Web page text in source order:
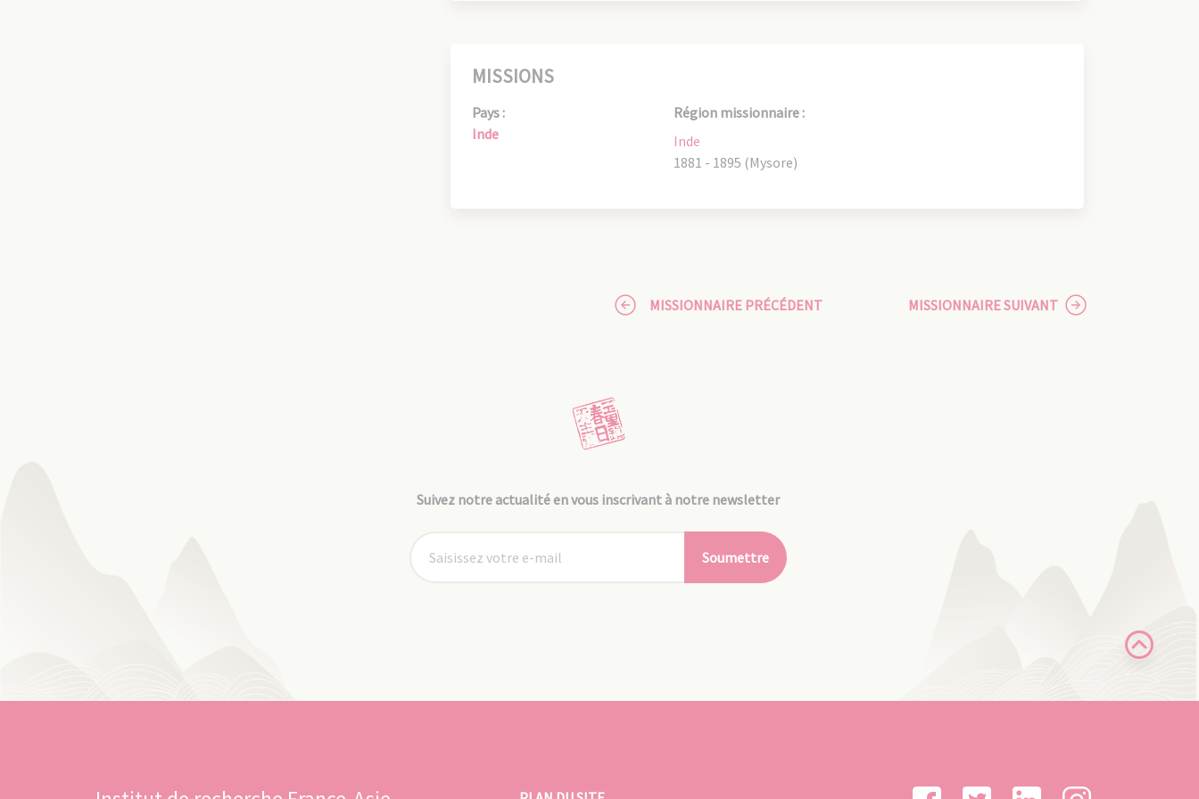
MISSIONS
Pays :
Inde
Région missionnaire :
Inde
1881 - 1895 (Mysore)
MISSIONNAIRE PRÉCÉDENT MISSIONNAIRE SUIVANT
Suivez notre actualité en vous inscrivant à notre newsletter
Soumettre